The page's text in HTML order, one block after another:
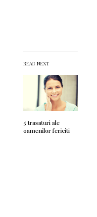
READ NEXT
5 trasaturi ale
oamenilor fericiti